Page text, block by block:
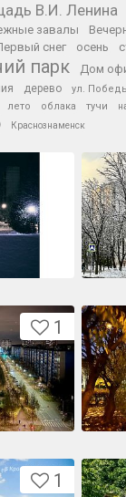
В.И. Ленина
завалы
снег осень
парк Дом
дерево ул.
лето облака тучи
Краснознаменск
1
1